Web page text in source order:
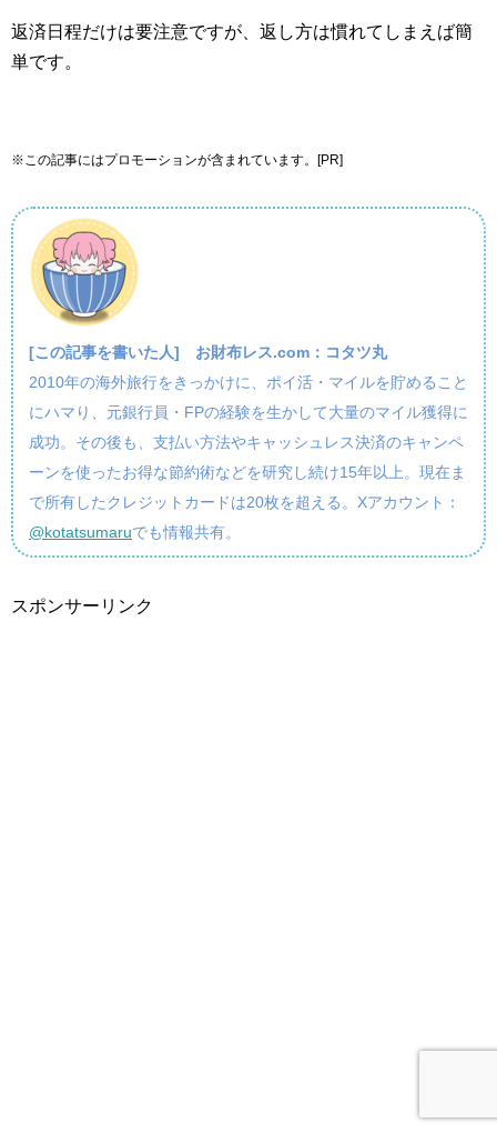
返済日程だけは要注意ですが、返し方は慣れてしまえば簡
単です。
※この記事にはプロモーションが含まれています。[PR]
[この記事を書いた人] お財布レス.com：コタツ丸
2010年の海外旅行をきっかけに、ポイ活・マイルを貯めること
にハマり、元銀行員・FPの経験を生かして大量のマイル獲得に
成功。その後も、支払い方法やキャッシュレス決済のキャンペ
ーンを使ったお得な節約術などを研究し続け15年以上。現在ま
で所有したクレジットカードは20枚を超える。Xアカウント：
@kotatsumaruでも情報共有。
スポンサーリンク